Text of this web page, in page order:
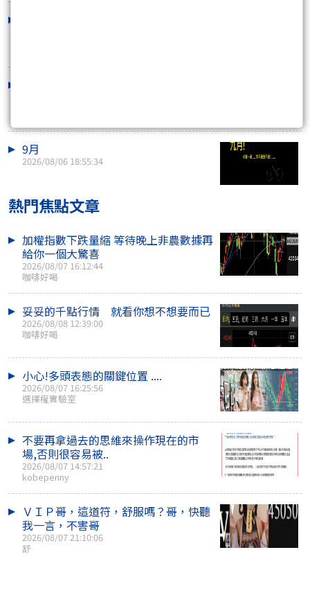
9月
2026/08/06 18:55:34
熱門焦點文章
加權指數下跌量縮 等待晚上非農數據再
給你一個大驚喜
2026/08/07 16:12:44
咖啡好喝
妥妥的千點行情 就看你想不想要而已
2026/08/08 12:39:00
咖啡好喝
小心!多頭表態的關鍵位置 ....
2026/08/07 16:25:56
選擇權實驗室
不要再拿過去的思維來操作現在的市
場,否則很容易被..
2026/08/07 14:57:21
kobepenny
ＶＩＰ哥，這道符，舒服嗎？哥，快聽
我一言，不害哥
2026/08/07 21:10:06
舒